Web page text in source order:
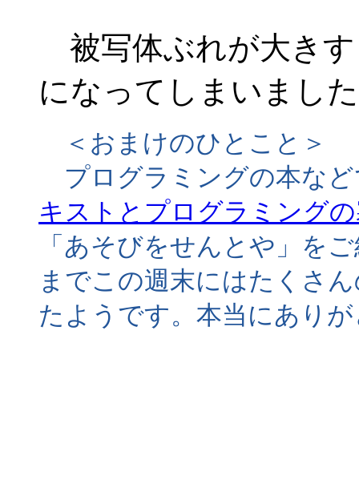
被写体ぶれが大き
になってしまいまし
＜おまけのひとこと＞
プログラミングの本など
キストとプログラミング
「あそびをせんとや」を
までこの週末にはたくさ
たようです。本当にあり